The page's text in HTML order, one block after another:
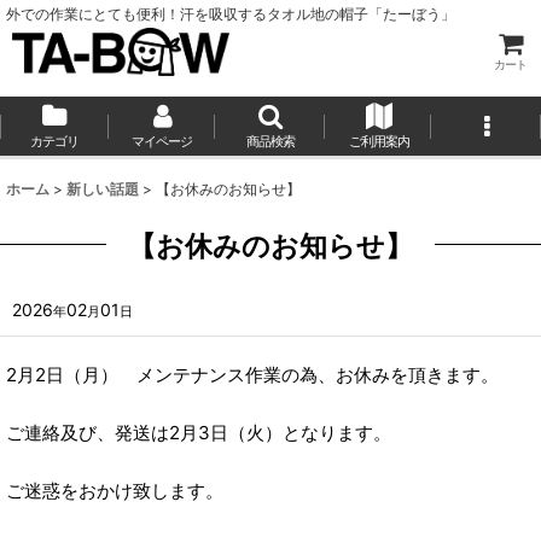
外での作業にとても便利！汗を吸収するタオル地の帽子「たーぼう」
カート
カテゴリ マイページ 商品検索 ご利用案内
ホーム > 新しい話題 > 【お休みのお知らせ】
【お休みのお知らせ】
2026年02月01 日
2月2日（月） メンテナンス作業の為、お休みを頂きます。
ご連絡及び、発送は2月3日（火）となります。
ご迷惑をおかけ致します。